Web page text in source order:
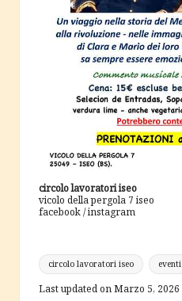
circolo lavoratori iseo
vicolo della pergola 7 iseo
facebook/instagram
Tags:
circolo lavoratori iseo eventi
Last updated on Marzo 5, 2026